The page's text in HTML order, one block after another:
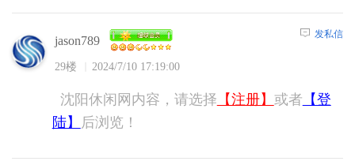
jason789
29楼 2024/7/10 17:19:00
发私信
沈阳休闲网内容，请选择 【注册】 或者 【登
陆】
后浏览！